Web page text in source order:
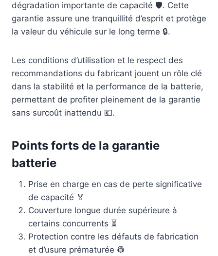
dégradation importante de capacité 🛡️. Cette
garantie assure une tranquillité d’esprit et protège
la valeur du véhicule sur le long terme 🔒.
Les conditions d’utilisation et le respect des
recommandations du fabricant jouent un rôle clé
dans la stabilité et la performance de la batterie,
permettant de profiter pleinement de la garantie
sans surcoût inattendu 💶.
Points forts de la garantie
batterie
Prise en charge en cas de perte significative
de capacité 🏅
Couverture longue durée supérieure à
certains concurrents ⏳
Protection contre les défauts de fabrication
et d’usure prématurée 👷